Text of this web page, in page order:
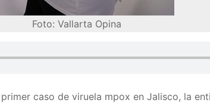
Foto: Vallarta Opina
caso de viruela mpox en Jalisco, la